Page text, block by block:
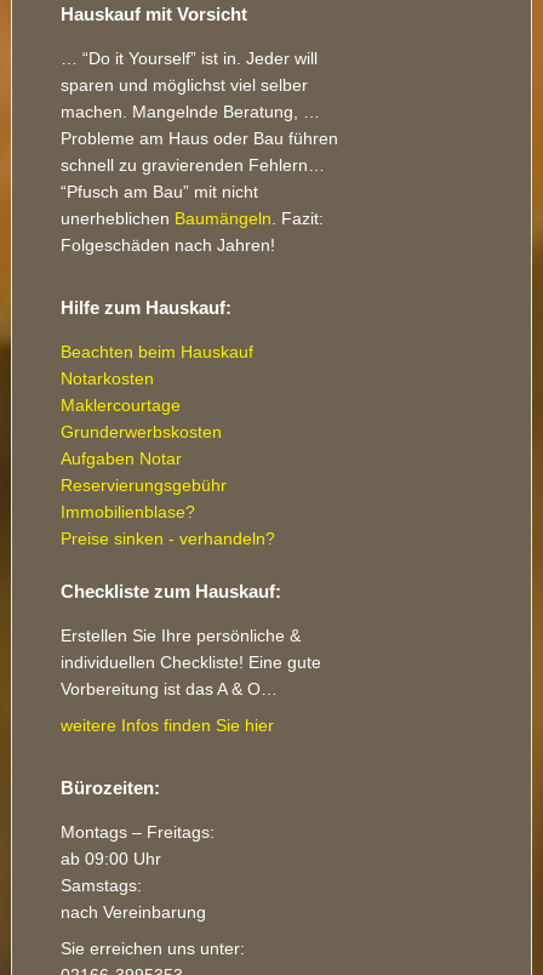
Footer
Hauskauf mit Vorsicht
… “Do it Yourself” ist in. Jeder will
sparen und möglichst viel selber
machen. Mangelnde Beratung, …
Probleme am Haus oder Bau führen
schnell zu gravierenden Fehlern…
“Pfusch am Bau” mit nicht
unerheblichen Baumängeln . Fazit:
Folgeschäden nach Jahren!
Hilfe zum Hauskauf:
Beachten beim Hauskauf
Notarkosten
Maklercourtage
Grunderwerbskosten
Aufgaben Notar
Reservierungsgebühr
Immobilienblase?
Preise sinken - verhandeln?
Checkliste zum Hauskauf:
Erstellen Sie Ihre persönliche &
individuellen Checkliste! Eine gute
Vorbereitung ist das A & O…
weitere Infos finden Sie hier
Bürozeiten:
Montags – Freitags:
ab 09:00 Uhr
Samstags:
nach Vereinbarung
Sie erreichen uns unter: